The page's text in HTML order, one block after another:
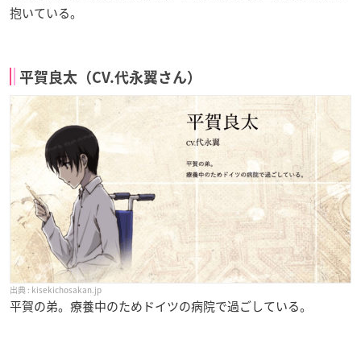
抱いている。
平賀良太（CV.代永翼さん）
kisekichosakan.jp
平賀の弟。療養中のためドイツの病院で過ごしている。